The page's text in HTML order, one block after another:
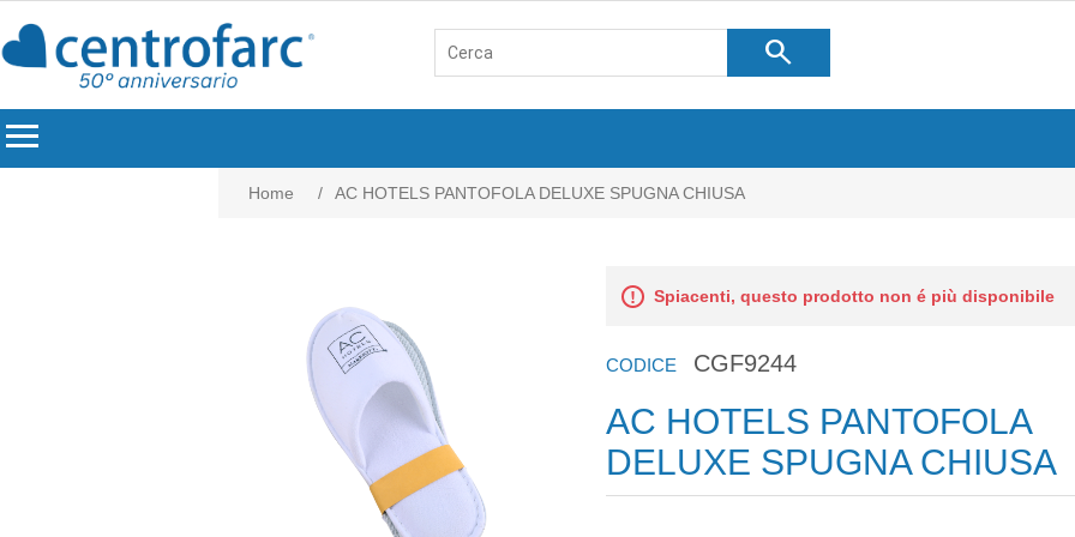
search
menu
Home / AC HOTELS PANTOFOLA DELUXE SPUGNA CHIUSA
Spiacenti, questo prodotto non é più disponibile
CODICE CGF9244
AC HOTELS PANTOFOLA
DELUXE SPUGNA CHIUSA